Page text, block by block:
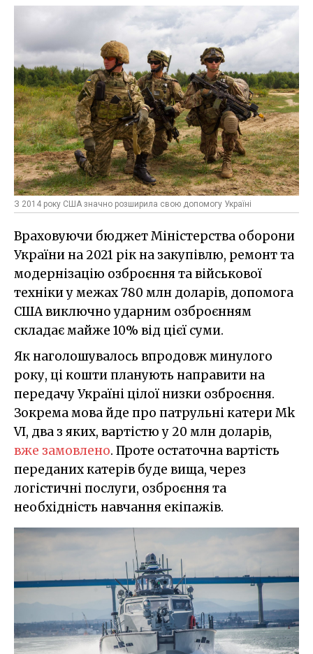
З 2014 року США значно розширила свою допомогу Україні
Враховуючи бюджет Міністерства оборони
України на 2021 рік на закупівлю, ремонт та
модернізацію озброєння та військової
техніки у межах 780 млн доларів, допомога
США виключно ударним озброєнням
складає майже 10% від цієї суми.
Як наголошувалось впродовж минулого
року, ці кошти планують направити на
передачу Україні цілої низки озброєння.
Зокрема мова йде про патрульні катери Mk
VI, два з яких, вартістю у 20 млн доларів,
вже замовлено. Проте остаточна вартість
переданих катерів буде вища, через
логістичні послуги, озброєння та
необхідність навчання екіпажів.